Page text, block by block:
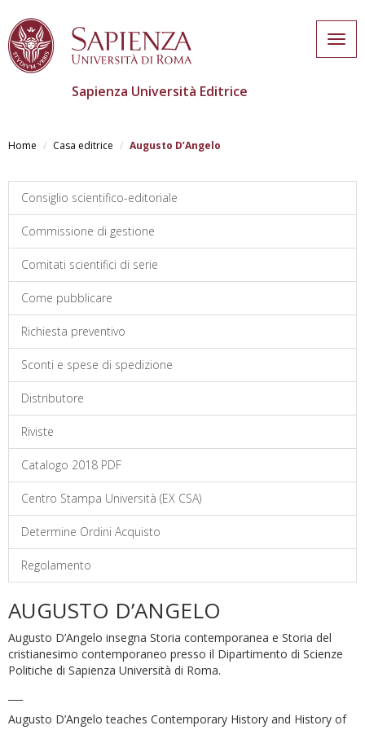
contenuto
Sapienza Università Editrice
Home Casa editrice Augusto D’Angelo
Consiglio scientifico-editoriale
Commissione di gestione
Comitati scientifici di serie
Come pubblicare
Richiesta preventivo
Sconti e spese di spedizione
Distributore
Riviste
Catalogo 2018 PDF
Centro Stampa Università (EX CSA)
Determine Ordini Acquisto
Regolamento
AUGUSTO D’ANGELO
Augusto D’Angelo insegna Storia contemporanea e Storia del
cristianesimo contemporaneo presso il Dipartimento di Scienze
Politiche di Sapienza Università di Roma.
Augusto D’Angelo teaches Contemporary History and History of